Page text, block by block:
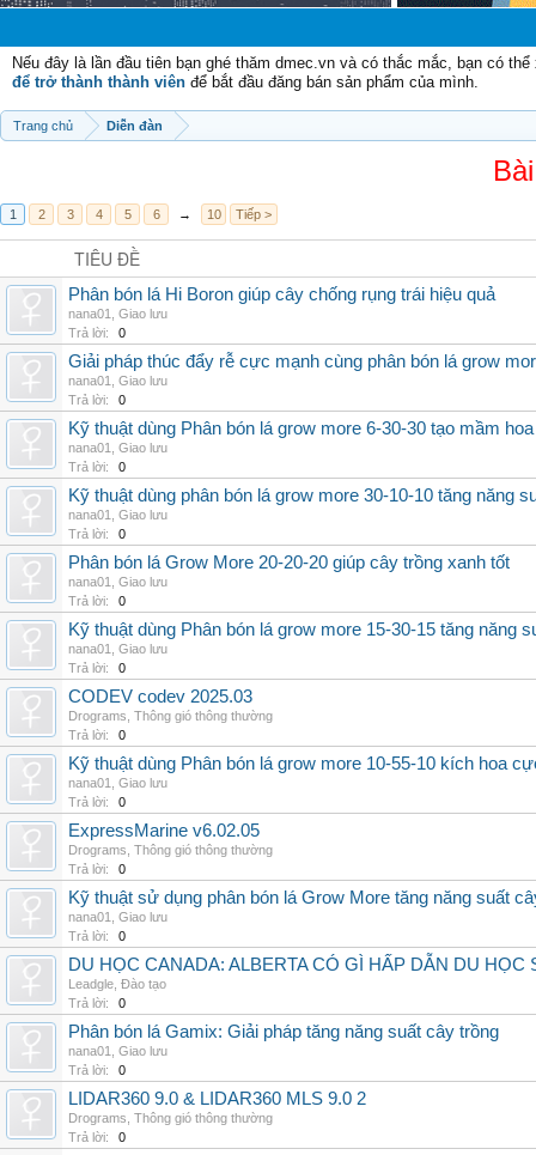
Nếu đây là lần đầu tiên bạn ghé thăm dmec.vn và có thắc mắc, bạn có
để trở thành thành viên để bắt đầu đăng bán sản phẩm của mình.
Trang chủ Diễn đàn
1 2 3 4 5 6 → 10 Tiếp >
TIÊU ĐỀ
Phân bón lá Hi Boron giúp cây chống rụng trái hiệu quả
nana01
Giao lưu
Trả lời:
0
Giải pháp thúc đẩy rễ cực mạnh cùng phân bón lá grow
nana01
Giao lưu
Trả lời:
0
Kỹ thuật dùng Phân bón lá grow more 6-30-30 tạo mầm hoa
nana01
Giao lưu
Trả lời:
0
Kỹ thuật dùng phân bón lá grow more 30-10-10 tăng năng
nana01
Giao lưu
Trả lời:
0
Phân bón lá Grow More 20-20-20 giúp cây trồng xanh tốt
nana01
Giao lưu
Trả lời:
0
Kỹ thuật dùng Phân bón lá grow more 15-30-15 tăng năng
nana01
Giao lưu
Trả lời:
0
CODEV codev 2025.03
Drograms Thông gió thông thường
Trả lời:
0
Kỹ thuật dùng Phân bón lá grow more 10-55-10 kích hoa
nana01
Giao lưu
Trả lời:
0
ExpressMarine v6.02.05
Drograms Thông gió thông thường
Trả lời:
0
Kỹ thuật sử dụng phân bón lá Grow More tăng năng suất
nana01
Giao lưu
Trả lời:
0
DU HỌC CANADA: ALBERTA CÓ GÌ HẤP DẪN DU HỌC
Leadgle Đào tạo
Trả lời:
0
Phân bón lá Gamix: Giải pháp tăng năng suất cây trồng
nana01
Giao lưu
Trả lời:
0
LIDAR360 9.0 & LIDAR360 MLS 9.0 2
Drograms Thông gió thông thường
Trả lời:
0